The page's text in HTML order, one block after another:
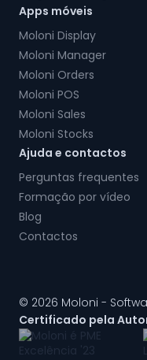
Apps móveis
Moloni Display
Moloni Manager
Moloni Orders
Moloni POS
Moloni Sales
Moloni Stocks
Ajuda e contactos
Perguntas frequentes
Formação por vídeo
Blog
Contactos
© 2026 Moloni -
Certificado pela